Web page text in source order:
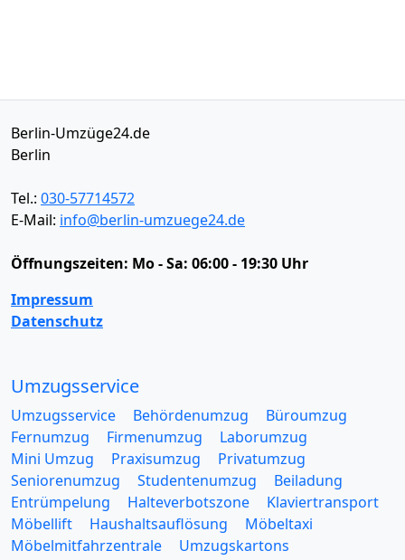
Berlin-Umzüge24.de
Berlin
Tel.: 030-57714572
E-Mail: info@berlin-umzuege24.de
Öffnungszeiten: Mo - Sa: 06:00 - 19:30 Uhr
Impressum
Datenschutz
Umzugsservice
Umzugsservice Behördenumzug
Büroumzug
Fernumzug
Firmenumzug
Laborumzug
Mini Umzug
Praxisumzug
Privatumzug
Seniorenumzug
Studentenumzug
Beiladung
Entrümpelung
Halteverbotszone
Klaviertransport
Möbellift
Haushaltsauflösung
Möbeltaxi
Möbelmitfahrzentrale
Umzugskartons